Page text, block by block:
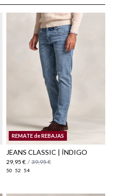
ici
REMATE de REBAJAS
JEANS CLASSIC | ÍNDIGO
29,95 € / 39,95 €
50 52 54